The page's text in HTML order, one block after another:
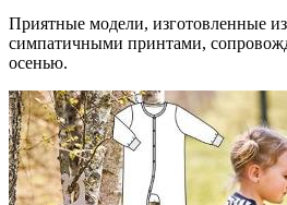
Приятные модели, изготовленные
симпатичными принтами,
осенью.